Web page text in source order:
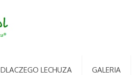
DLACZEGO LECHUZA GALERIA